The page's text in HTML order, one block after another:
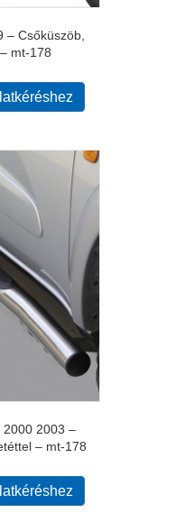
– Csőküszöb,
mt-178
2000 2003 –
– mt-178